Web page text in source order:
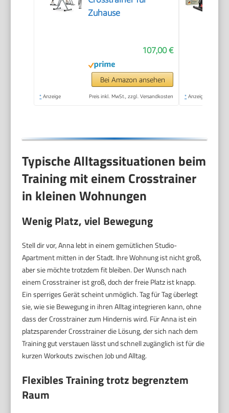
Zuhause
107,00 €
Bei Amazon ansehen
* Anzeige Preis inkl. MwSt., zzgl. Versandkosten * Anzeige
Typische Alltagssituationen beim
Training mit einem Crosstrainer
in kleinen Wohnungen
Wenig Platz, viel Bewegung
Stell dir vor, Anna lebt in einem gemütlichen Studio-
Apartment mitten in der Stadt. Ihre Wohnung ist nicht groß,
aber sie möchte trotzdem fit bleiben. Der Wunsch nach
einem Crosstrainer ist groß, doch der freie Platz ist knapp.
Ein sperriges Gerät scheint unmöglich. Tag für Tag überlegt
sie, wie sie Bewegung in ihren Alltag integrieren kann, ohne
dass der Crosstrainer zum Hindernis wird. Für Anna ist ein
platzsparender Crosstrainer die Lösung, der sich nach dem
Training gut verstauen lässt und schnell zugänglich ist für die
kurzen Workouts zwischen Job und Alltag.
Flexibles Training trotz begrenztem
Raum